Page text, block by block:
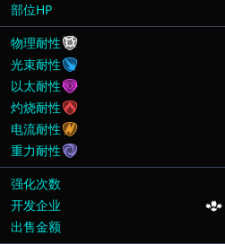
部位HP
物理耐性
光束耐性
以太耐性
灼烧耐性
电流耐性
重力耐性
强化次数
开发企业
出售金额